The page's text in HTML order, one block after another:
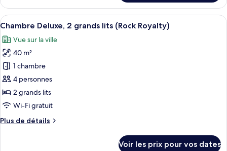
très
grand
lit
(Gold)
le
type
de
Chambre
Deluxe,
très
grand
lit
(Gold)
Afficher
toutes
les
photos
pour
ce
type
de
chambre :
Chambre
Une chambre d’hôtel avec un lit, un
7
Chambre Deluxe, 2 grands lits (Rock Royalty)
Vue sur la ville
40 m²
1 chambre
4 personnes
2 grands lits
Wi-Fi gratuit
Plus de détails
Plus
Voir les prix pour vos dates